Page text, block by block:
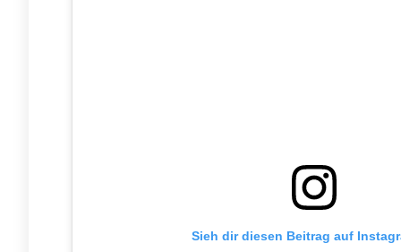
Sieh dir diesen Beitrag auf